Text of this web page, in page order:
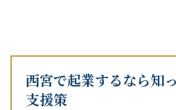
西宮で起業するなら知
支援策